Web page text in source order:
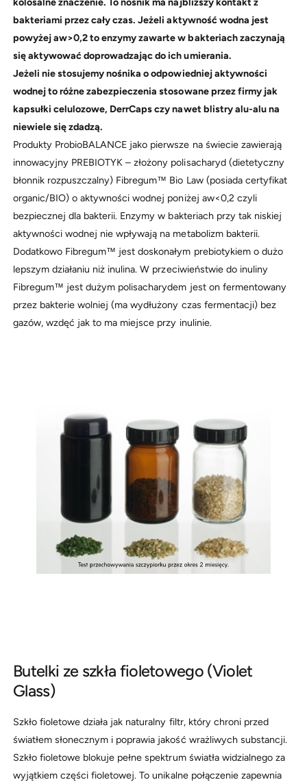
bakteriami przez cały czas. Jeżeli aktywność wodna jest
powyżej aw>0,2 to enzymy zawarte w bakteriach zaczynają
się aktywować doprowadzając do ich umierania.
Jeżeli nie stosujemy nośnika o odpowiedniej aktywności
wodnej to różne zabezpieczenia stosowane przez firmy jak
kapsułki celulozowe, DerrCaps czy nawet blistry alu-alu na
niewiele się zdadzą.
Produkty ProbioBALANCE jako pierwsze na świecie zawierają
innowacyjny PREBIOTYK – złożony polisacharyd (dietetyczny
błonnik rozpuszczalny) Fibregum™ Bio Law (posiada certyfikat
organic/BIO) o aktywności wodnej poniżej aw<0,2 czyli
bezpiecznej dla bakterii. Enzymy w bakteriach przy tak niskiej
aktywności wodnej nie wpływają na metabolizm bakterii.
Dodatkowo Fibregum™ jest doskonałym prebiotykiem o dużo
lepszym działaniu niż inulina. W przeciwieństwie do inuliny
Fibregum™ jest dużym polisacharydem jest on fermentowany
przez bakterie wolniej (ma wydłużony czas fermentacji) bez
gazów, wzdęć jak to ma miejsce przy inulinie.
Butelki ze szkła fioletowego (Violet
Glass)
Szkło fioletowe działa jak naturalny filtr, który chroni przed
światłem słonecznym i poprawia jakość wrażliwych substancji.
Szkło fioletowe blokuje pełne spektrum światła widzialnego za
wyjątkiem części fioletowej. To unikalne połączenie zapewnia